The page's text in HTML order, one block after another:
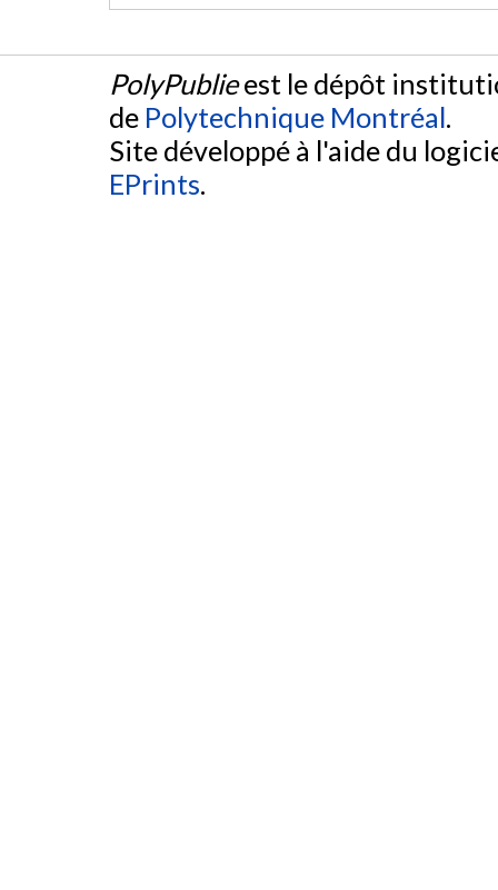
PolyPublieest le dépôt
de Polytechnique Montréal.
Site développé à l'aide du
EPrints.